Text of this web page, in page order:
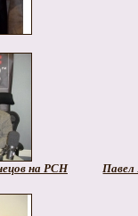
на РСН Павел